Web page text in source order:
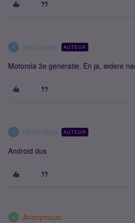
H Heidi Heidi AUTEUR
Motorola 3e generatie. En ja, iedere
H Heidi Heidi AUTEUR
Android dus
A Anonymous